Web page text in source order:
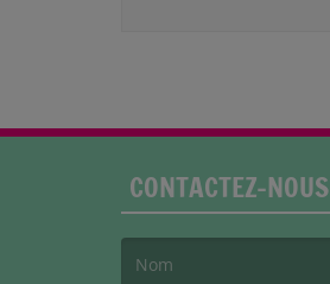
CONTACTEZ-NOUS